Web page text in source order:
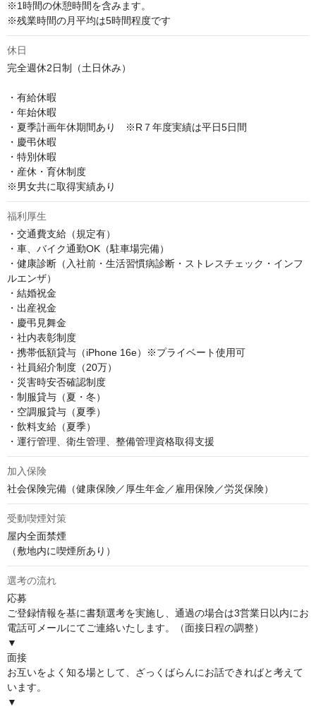
※1時間の休憩時間を含みます。
※残業時間の月平均は5時間程度です
休日
完全週休2日制（土日休み）
・有給休暇
・年始休暇
・夏季計画年休期間あり　※R７年度実績は平日5日間
・慶弔休暇
・特別休暇
・産休・育休制度
※男女共に取得実績あり
福利厚生
・交通費支給（規定有）
・車、バイク通勤OK（駐車場完備）
・健康診断（入社前・生活習慣病診断・ストレスチェック・インフ
ルエンザ）
・結婚祝金
・出産祝金
・慶弔見舞金
・社内表彰制度
・携帯低額貸与（iPhone 16e）※プライベート使用可
・社員紹介制度（20万）
・災害時安否確認制度
・制服貸与（夏・冬）
・空調服貸与（夏季）
・飲料支給（夏季）
・運行管理、衛生管理、整備管理資格取得支援
加入保険
社会保険完備（健康保険／厚生年金／雇用保険／労災保険）
受動喫煙対策
屋内全面禁煙
（敷地内に喫煙所あり）
選考の流れ
応募
ご登録情報を基に書類選考を実施し、通過の場合は3営業日以内にお
電話可メールにてご連絡いたします。（面接日程の調整）
▼
面接
お互いをよく知る場として、ざっくばらんにお話できればと考えて
います。
▼